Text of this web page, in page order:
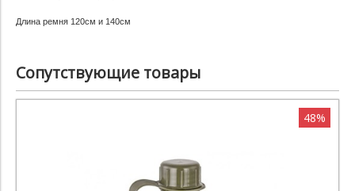
Длина ремня 120см и 140см
Сопутствующие товары
48%